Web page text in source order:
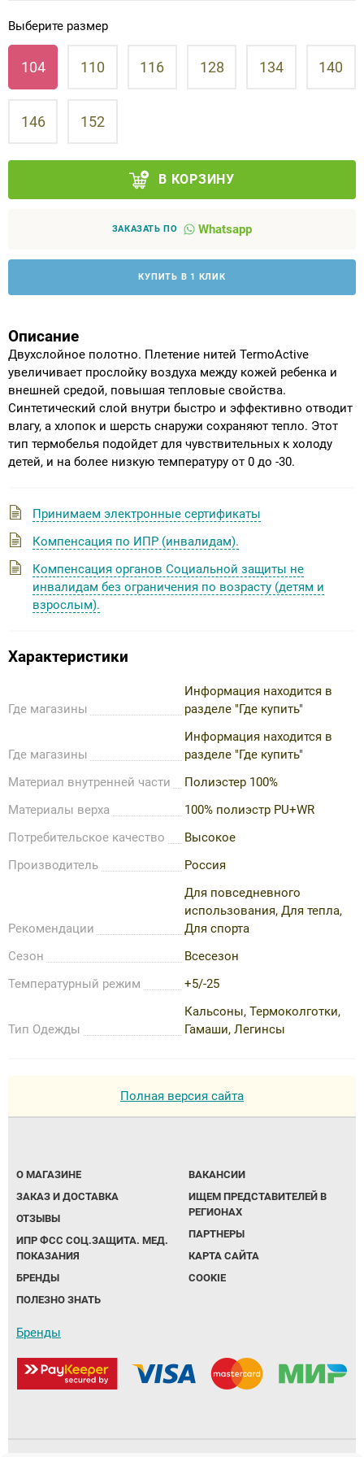
Выберите размер
104 110 116 128 134 140
146 152
В КОРЗИНУ
ЗАКАЗАТЬ ПО Whatsapp
КУПИТЬ В 1 КЛИК
Описание
Двухслойное полотно. Плетение нитей TermoActive
увеличивает прослойку воздуха между кожей ребенка и
внешней средой, повышая тепловые свойства.
Синтетический слой внутри быстро и эффективно отводит
влагу, а хлопок и шерсть снаружи сохраняют тепло. Этот
тип термобелья подойдет для чувствительных к холоду
детей, и на более низкую температуру от 0 до -30.
Принимаем электронные сертификаты
Компенсация по ИПР (инвалидам).
Компенсация органов Социальной защиты не
инвалидам без ограничения по возрасту (детям и
взрослым).
Характеристики
Где магазины
Информация находится в
разделе "Где купить"
Где магазины
Информация находится в
разделе "Где купить"
Материал внутренней части
Полиэстер 100%
Материалы верха
100% полиэстр PU+WR
Потребительское качество
Высокое
Производитель
Россия
Рекомендации
Для повседневного
использования, Для тепла,
Для спорта
Сезон
Всесезон
Температурный режим
+5/-25
Тип Одежды
Кальсоны, Термоколготки,
Гамаши, Легинсы
Полная версия сайта
О МАГАЗИНЕ
ЗАКАЗ И ДОСТАВКА
ОТЗЫВЫ
ИПР ФСС СОЦ.ЗАЩИТА. МЕД.
ПОКАЗАНИЯ
БРЕНДЫ
ПОЛЕЗНО ЗНАТЬ
ВАКАНСИИ
ИЩЕМ ПРЕДСТАВИТЕЛЕЙ В
РЕГИОНАХ
ПАРТНЕРЫ
КАРТА САЙТА
COOKIE
Бренды
Аппараты на суставы
Санитарные приспособления для
инвалидов
ОПОРЫ, ВЕРТИКАЛИЗАТОРЫ, Оборудование
Одежда ортопедическая (адаптивная) для
Индивидуальное изготовление